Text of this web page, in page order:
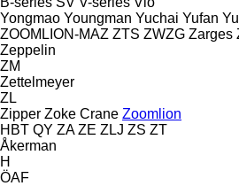
Yongmao Youngman Yuchai Yufan
ZOOMLION-MAZ ZTS ZWZG Zarges
Zeppelin
ZM
Zettelmeyer
ZL
Zipper Zoke Crane Zoomlion
HBT QY ZA ZE ZLJ ZS ZT
Åkerman
H
ÖAF